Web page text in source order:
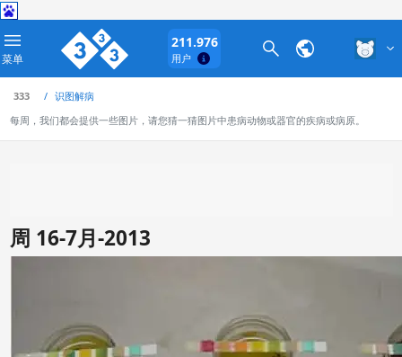
菜单
211.976
用户
333
识图解病
每周，我们都会提供一些图片，请您猜一猜图片中患病动物或器官的疾病或病原。
周 16-7月-2013